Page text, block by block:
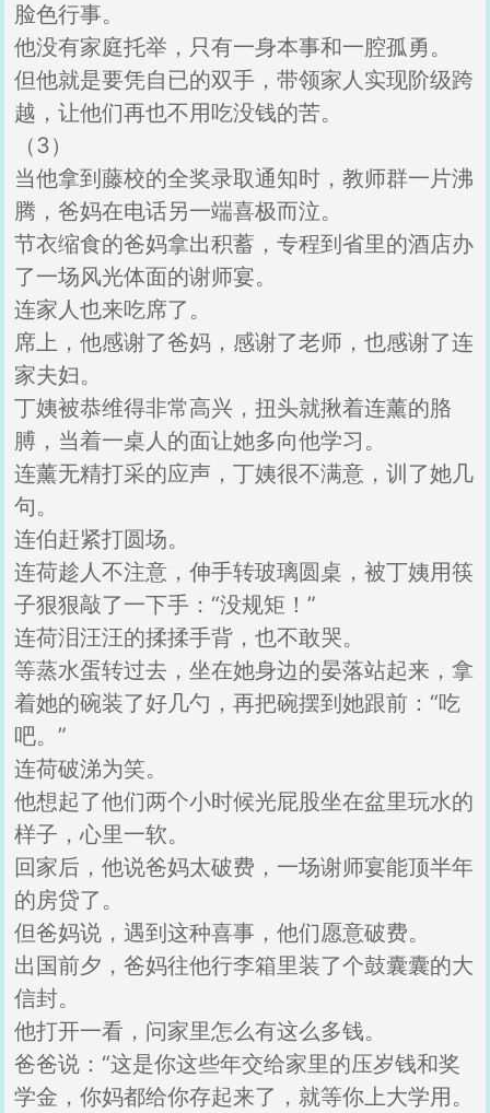
脸色行事。
他没有家庭托举，只有一身本事和一腔孤勇。
但他就是要凭自已的双手，带领家人实现阶级跨
越，让他们再也不用吃没钱的苦。
（3）
当他拿到藤校的全奖录取通知时，教师群一片沸
腾，爸妈在电话另一端喜极而泣。
节衣缩食的爸妈拿出积蓄，专程到省里的酒店办
了一场风光体面的谢师宴。
连家人也来吃席了。
席上，他感谢了爸妈，感谢了老师，也感谢了连
家夫妇。
丁姨被恭维得非常高兴，扭头就揪着连薰的胳
膊，当着一桌人的面让她多向他学习。
连薰无精打采的应声，丁姨很不满意，训了她几
句。
连伯赶紧打圆场。
连荷趁人不注意，伸手转玻璃圆桌，被丁姨用筷
子狠狠敲了一下手：“没规矩！”
连荷泪汪汪的揉揉手背，也不敢哭。
等蒸水蛋转过去，坐在她身边的晏落站起来，拿
着她的碗装了好几勺，再把碗摆到她跟前：“吃
吧。”
连荷破涕为笑。
他想起了他们两个小时候光屁股坐在盆里玩水的
样子，心里一软。
回家后，他说爸妈太破费，一场谢师宴能顶半年
的房贷了。
但爸妈说，遇到这种喜事，他们愿意破费。
出国前夕，爸妈往他行李箱里装了个鼓囊囊的大
信封。
他打开一看，问家里怎么有这么多钱。
爸爸说：“这是你这些年交给家里的压岁钱和奖
学金，你妈都给你存起来了，就等你上大学用。